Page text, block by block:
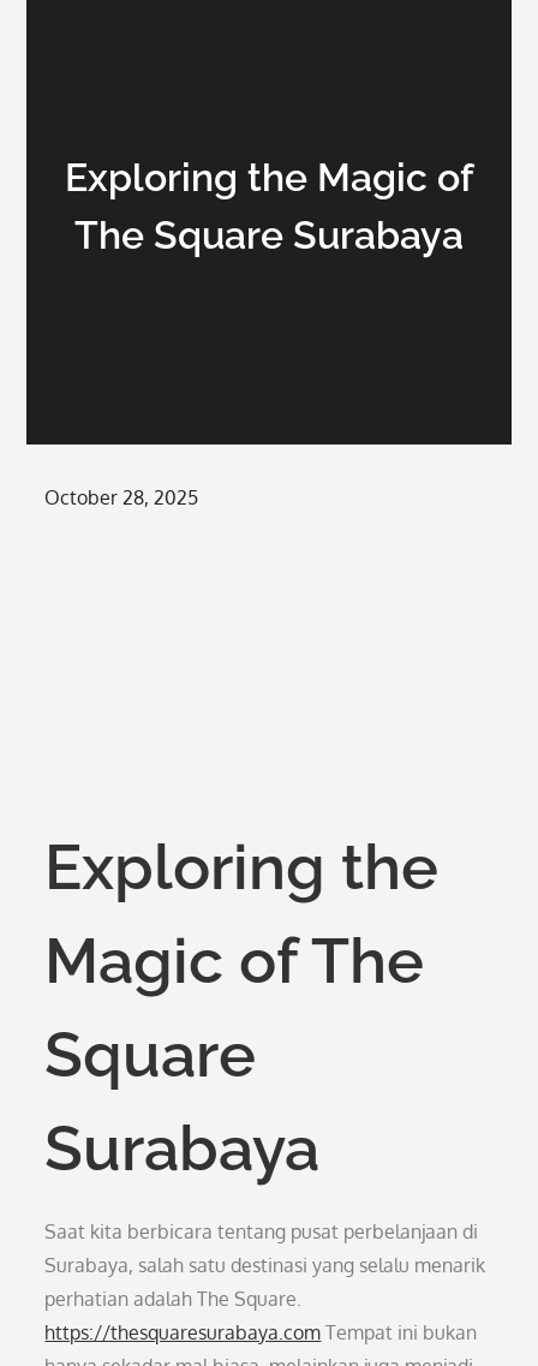
Exploring the Magic of
The Square Surabaya
Posted
October 28, 2025
Exploring the
Magic of The
Square
Surabaya
Saat kita berbicara tentang pusat perbelanjaan di
Surabaya, salah satu destinasi yang selalu menarik
perhatian adalah The Square.
https://thesquaresurabaya.com Tempat ini bukan